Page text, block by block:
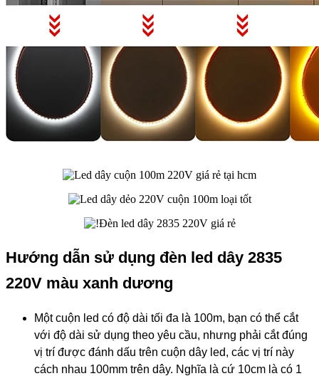
Hướng dẫn sử dụng đèn led dây 2835
220V màu xanh dương
Một cuộn led có độ dài tối đa là 100m, bạn có thể cắt
với độ dài sử dụng theo yêu cầu, nhưng phải cắt đúng
vị trí được đánh dấu trên cuộn dây led, các vị trí này
cách nhau 100mm trên dây. Nghĩa là cứ 10cm là có 1